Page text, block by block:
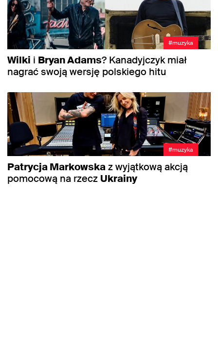
#muzyka
Wilki i Bryan Adams? Kanadyjczyk miał
nagrać swoją wersję polskiego hitu
#muzyka
Patrycja Markowskaz wyjątkową akcją
pomocową na rzecz Ukrainy